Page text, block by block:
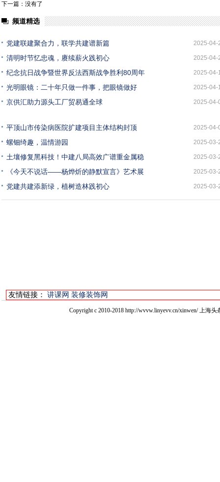
下一篇：没有了
频道精选
党建联建聚合力，联学共建谱新篇 2025-04-
清明时节忆忠魂，赓续薪火践初心 2025-04-
纪念抗日战争暨世界反法西斯战争胜利80周年 2025-04-
光明眼镜：二十年只做一件事，把眼镜做好 2025-04-
京供汇助力源头工厂贸易通全球 2025-04-
平顶山市传染病医院扩建项目主体结构封顶 2025-04-
螺钿绮趣，温情游园 2025-03-
土壤修复黑科技！中建八局高效广谱重金属稳 2025-03-
《今天不说话——杨烨炘的静默宣言》艺术展 2025-03-
党建共建添新绿，植树造林践初心 2025-03-
友情链接： 讲课网 装修装饰网
Copyright c 2010-2018 http://wvvw.linyevv.cn/xinwen/ 上